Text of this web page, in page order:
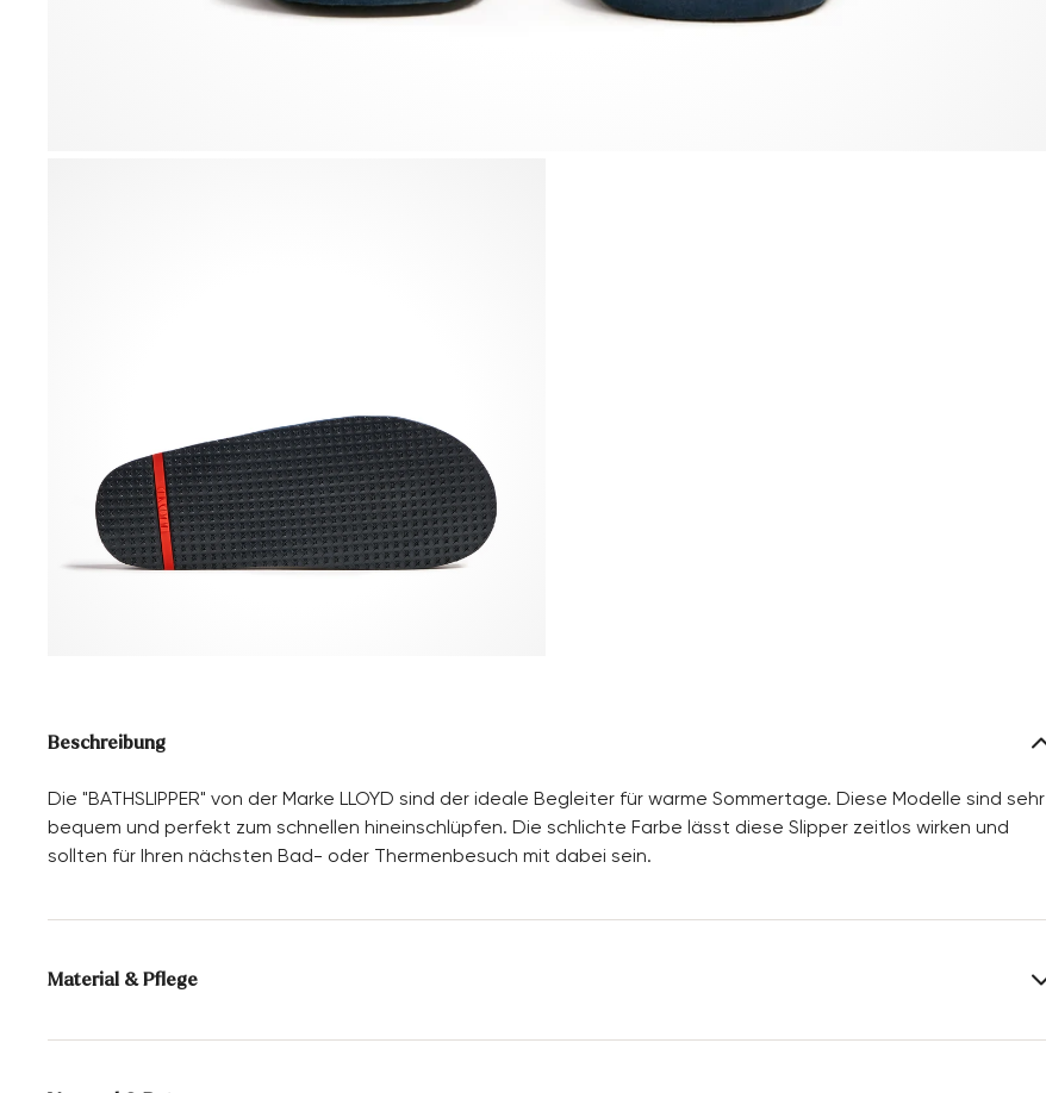
Beschreibung
Die "BATHSLIPPER" von der Marke LLOYD sind der ideale Begleiter für warme Sommertage. Diese Modelle sind sehr
bequem und perfekt zum schnellen hineinschlüpfen. Die schlichte Farbe lässt diese Slipper zeitlos wirken und
sollten für Ihren nächsten Bad- oder Thermenbesuch mit dabei sein.
Material & Pflege
Obermaterial: EVA Glattleder Futter: 100% Leder